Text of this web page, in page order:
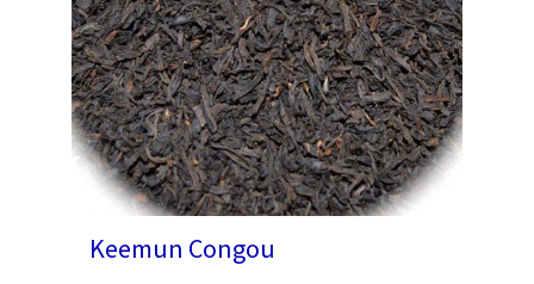
Keemun Congou